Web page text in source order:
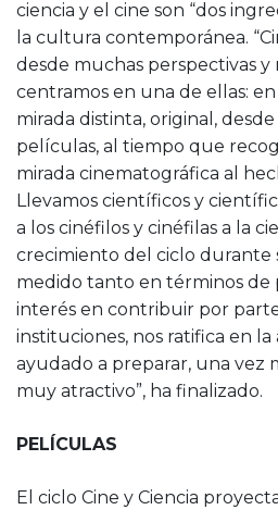
ciencia y el cine son “dos
la cultura contemporánea.
desde muchas perspectivas y
centramos en una de ellas:
mirada distinta, original,
películas, al tiempo que
mirada cinematográfica al
Llevamos científicos y
a los cinéfilos y cinéfilas a la
crecimiento del ciclo durante
medido tanto en términos de
interés en contribuir por
instituciones, nos ratifica en la
ayudado a preparar, una vez
muy atractivo”, ha finalizado.
PELÍCULAS
El ciclo Cine y Ciencia